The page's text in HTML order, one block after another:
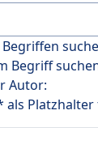
Begriff
Autor:
als